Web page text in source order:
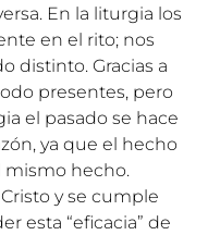
En la liturgia los
en el rito; nos
distinto. Gracias a
presentes, pero
el pasado se hace
ya que el hecho
mismo hecho.
y se cumple
esta “eficacia” de